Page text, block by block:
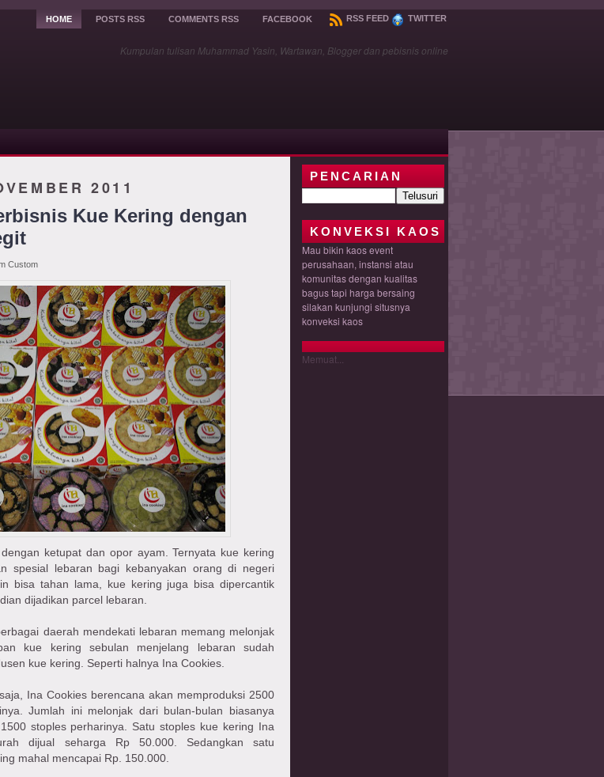
HOME POSTS RSS COMMENTS RSS FACEBOOK RSS FEED TWITTER
Kumpulan tulisan Muhammad Yasin, Wartawan, Blogger dan pebisnis online
2011
Kue Kering dengan
Custom
ketupat dan opor ayam. Ternyata kue kering
spesial lebaran bagi kebanyakan orang di negeri
bisa tahan lama, kue kering juga bisa dipercantik
dijadikan parcel lebaran.
daerah mendekati lebaran memang melonjak
kue kering sebulan menjelang lebaran sudah
kue kering. Seperti halnya Ina Cookies.
Ina Cookies berencana akan memproduksi 2500
Jumlah ini melonjak dari bulan-bulan biasanya
stoples perharinya. Satu stoples kue kering Ina
dijual seharga Rp 50.000. Sedangkan satu
mahal mencapai Rp. 150.000.
PENCARIAN
KONVEKSI KAOS
Mau bikin kaos event
perusahaan, instansi atau
komunitas dengan kualitas
bagus tapi harga bersaing
silakan kunjungi situsnya
konveksi kaos
Memuat...